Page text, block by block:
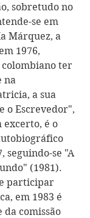
sobretudo no
se em
Márquez, a
1976,
ter
na
a sua
o Escrevedor",
excerto, é o
seguindo-se "A
(1981).
participar
em 1983 é
comissão